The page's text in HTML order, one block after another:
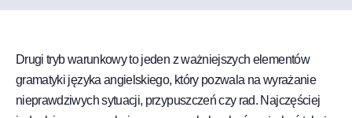
Drugi tryb warunkowy to jeden z ważniejszych elementów
gramatyki języka angielskiego, który pozwala na wyrażanie
nieprawdziwych sytuacji, przypuszczeń czy rad. Najczęściej